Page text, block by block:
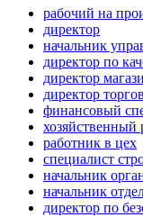
рабочий на
директор
начальник
директор по
директор
директор
финансовый
хозяйственный
работник в цех
специалист
начальник
начальник
директор по